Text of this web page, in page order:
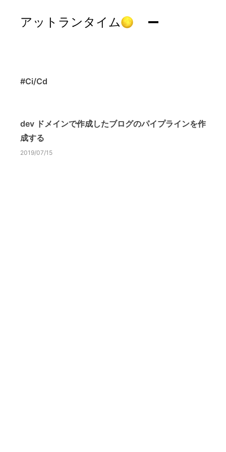
アットランタイム
#Ci/Cd
dev ドメインで作成したブログのパイプラインを作
成する
2019/07/15